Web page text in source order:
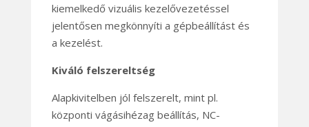
kiemelkedő vizuális kezelővezetéssel
jelentősen megkönnyíti a gépbeállítást és
a kezelést.
Kiváló felszereltség
Alapkivitelben jól felszerelt, mint pl.
központi vágásihézag beállítás, NC-